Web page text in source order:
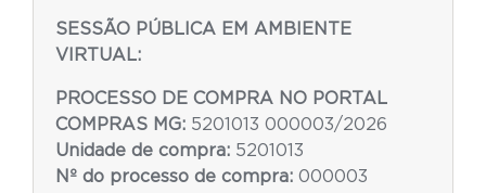
SESSÃO PÚBLICA EM AMBIENTE
VIRTUAL:
PROCESSO DE COMPRA NO PORTAL
COMPRAS MG: 5201013 000003/2026
Unidade de compra: 5201013
Nº do processo de compra: 000003